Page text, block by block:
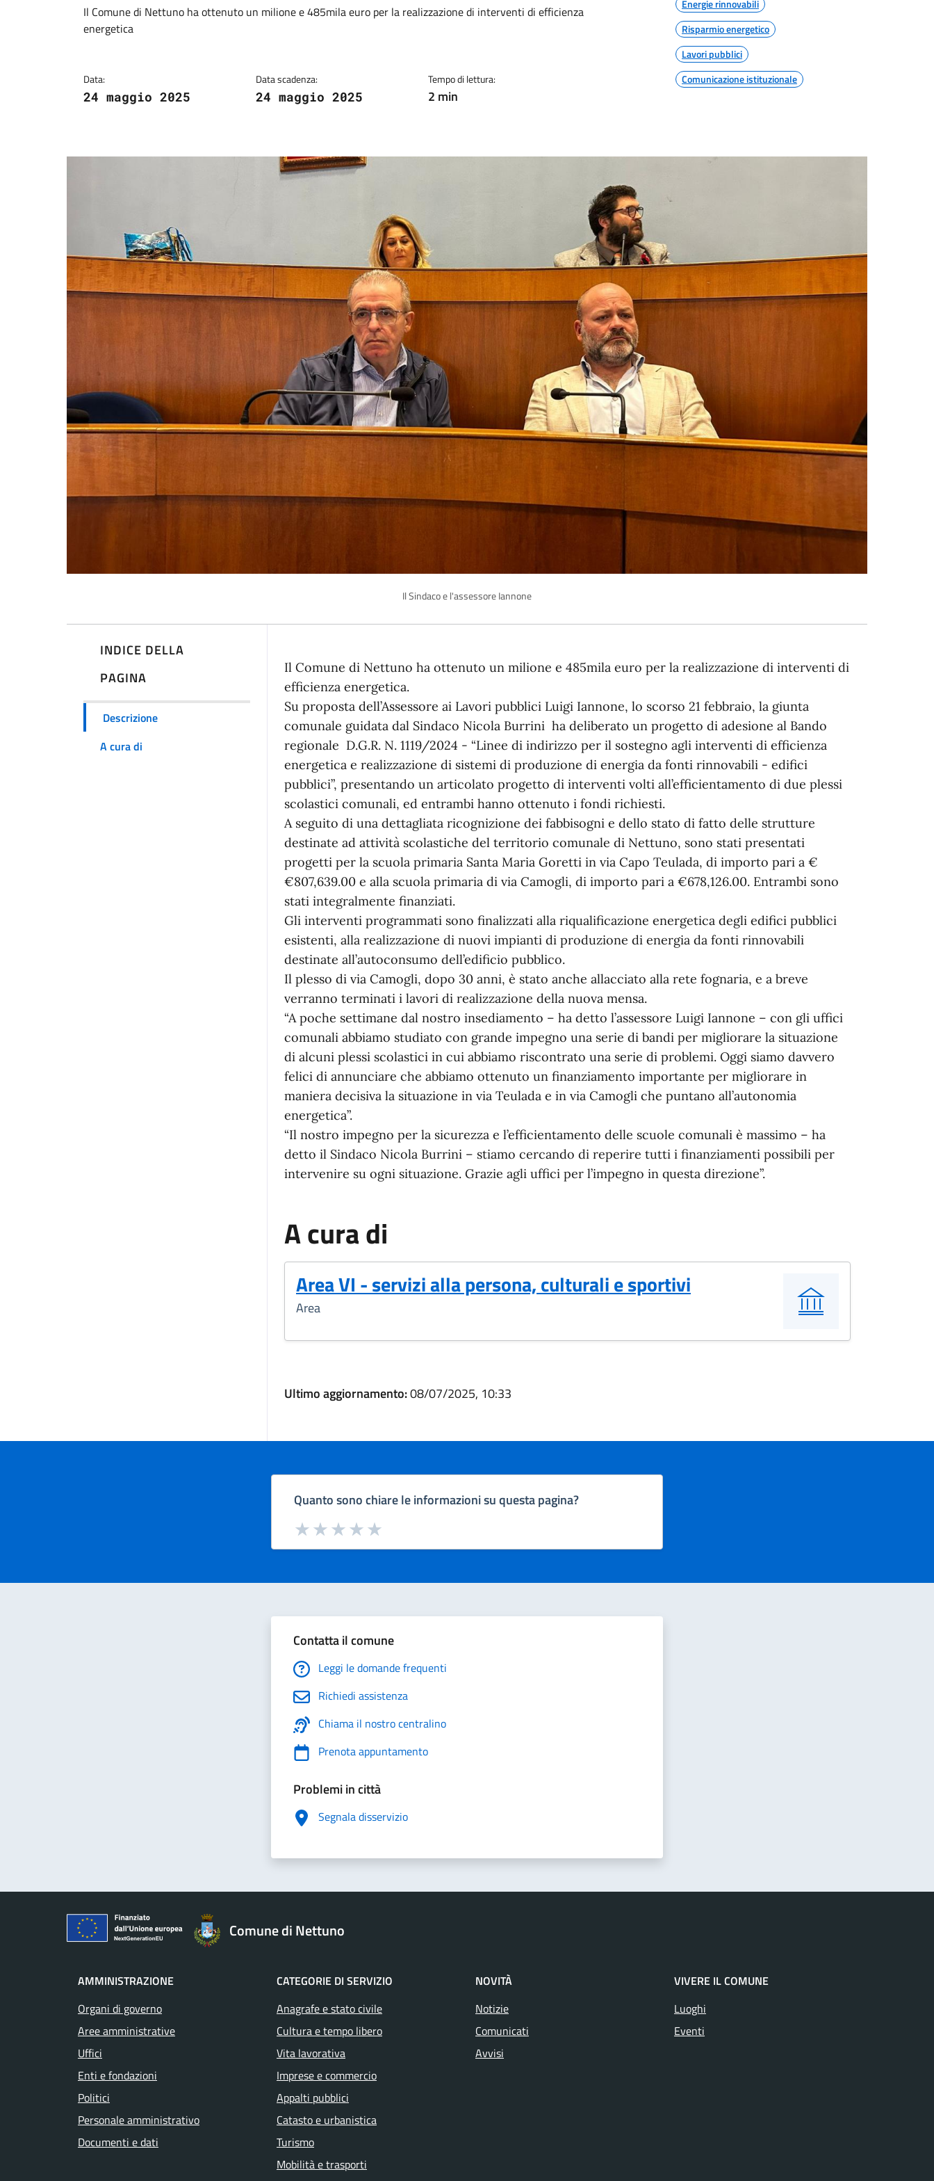
Dettagli della notizia
Il Comune di Nettuno ha ottenuto un milione e 485mila euro per la realizzazione di interventi di efficienza
energetica
Data:
24 maggio 2025
Data scadenza:
24 maggio 2025
Tempo di lettura:
2 min
Energie rinnovabili
Risparmio energetico
Lavori pubblici
Comunicazione istituzionale
Il Sindaco e l'assessore Iannone
INDICE DELLA
PAGINA
Descrizione
A cura di
Il Comune di Nettuno ha ottenuto un milione e 485mila euro per la realizzazione di interventi di
efficienza energetica.
Su proposta dell’Assessore ai Lavori pubblici Luigi Iannone, lo scorso 21 febbraio, la giunta
comunale guidata dal Sindaco Nicola Burrini ha deliberato un progetto di adesione al Bando
regionale D.G.R. N. 1119/2024 - “Linee di indirizzo per il sostegno agli interventi di efficienza
energetica e realizzazione di sistemi di produzione di energia da fonti rinnovabili - edifici
pubblici”, presentando un articolato progetto di interventi volti all’efficientamento di due plessi
scolastici comunali, ed entrambi hanno ottenuto i fondi richiesti.
A seguito di una dettagliata ricognizione dei fabbisogni e dello stato di fatto delle strutture
destinate ad attività scolastiche del territorio comunale di Nettuno, sono stati presentati
progetti per la scuola primaria Santa Maria Goretti in via Capo Teulada, di importo pari a €
€807,639.00 e alla scuola primaria di via Camogli, di importo pari a €678,126.00. Entrambi sono
stati integralmente finanziati.
Gli interventi programmati sono finalizzati alla riqualificazione energetica degli edifici pubblici
esistenti, alla realizzazione di nuovi impianti di produzione di energia da fonti rinnovabili
destinate all’autoconsumo dell’edificio pubblico.
Il plesso di via Camogli, dopo 30 anni, è stato anche allacciato alla rete fognaria, e a breve
verranno terminati i lavori di realizzazione della nuova mensa.
“A poche settimane dal nostro insediamento – ha detto l’assessore Luigi Iannone – con gli uffici
comunali abbiamo studiato con grande impegno una serie di bandi per migliorare la situazione
di alcuni plessi scolastici in cui abbiamo riscontrato una serie di problemi. Oggi siamo davvero
felici di annunciare che abbiamo ottenuto un finanziamento importante per migliorare in
maniera decisiva la situazione in via Teulada e in via Camogli che puntano all’autonomia
energetica”.
“Il nostro impegno per la sicurezza e l’efficientamento delle scuole comunali è massimo – ha
detto il Sindaco Nicola Burrini – stiamo cercando di reperire tutti i finanziamenti possibili per
intervenire su ogni situazione. Grazie agli uffici per l’impegno in questa direzione”.
A cura di
Area VI - servizi alla persona, culturali e sportivi
Area
Ultimo aggiornamento:08/07/2025, 10:33
Quanto sono chiare le informazioni su questa pagina?
Valuta da 1 a 5 stelle la pagina
Valuta 5 stelle su 5
Valuta 4 stelle su 5
Valuta 3 stelle su 5
Valuta 2 stelle su 5
Valuta 1 stelle su 5
Contatta il comune
Leggi le domande frequenti
Richiedi assistenza
Chiama il nostro centralino
Prenota appuntamento
Problemi in città
Segnala disservizio
Comune di Nettuno
AMMINISTRAZIONE
Organi di governo
Aree amministrative
Uffici
Enti e fondazioni
Politici
Personale amministrativo
Documenti e dati
CATEGORIE DI SERVIZIO
Anagrafe e stato civile
Cultura e tempo libero
Vita lavorativa
Imprese e commercio
Appalti pubblici
Catasto e urbanistica
Turismo
Mobilità e trasporti
NOVITÀ
Notizie
Comunicati
Avvisi
VIVERE IL COMUNE
Luoghi
Eventi